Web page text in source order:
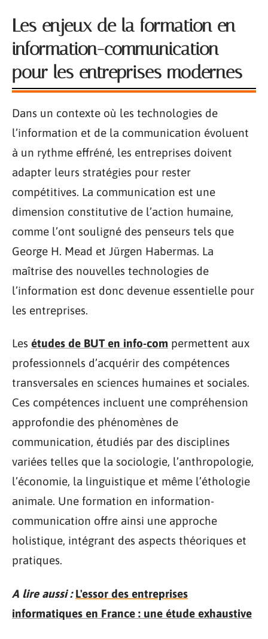
Les enjeux de la formation en
information-communication
pour les entreprises modernes
Dans un contexte où les technologies de
l’information et de la communication évoluent
à un rythme effréné, les entreprises doivent
adapter leurs stratégies pour rester
compétitives. La communication est une
dimension constitutive de l’action humaine,
comme l’ont souligné des penseurs tels que
George H. Mead et Jürgen Habermas. La
maîtrise des nouvelles technologies de
l’information est donc devenue essentielle pour
les entreprises.
Les études de BUT en info-com permettent aux
professionnels d’acquérir des compétences
transversales en sciences humaines et sociales.
Ces compétences incluent une compréhension
approfondie des phénomènes de
communication, étudiés par des disciplines
variées telles que la sociologie, l’anthropologie,
l’économie, la linguistique et même l’éthologie
animale. Une formation en information-
communication offre ainsi une approche
holistique, intégrant des aspects théoriques et
pratiques.
A lire aussi : L'essor des entreprises
informatiques en France : une étude exhaustive